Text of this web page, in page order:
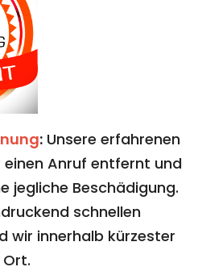
: Unsere erfahrenen
einen Anruf entfernt und
jegliche Beschädigung.
schnellen
wir innerhalb kürzester